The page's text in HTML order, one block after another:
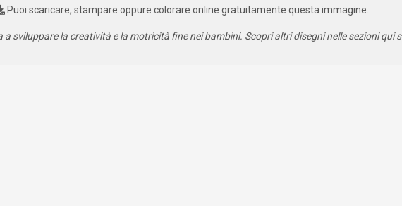
Puoi scaricare, stampare oppure colorare online gratuitamente questa immagine.
a sviluppare la creatività e la motricità fine nei bambini. Scopri altri disegni nelle sezioni qui